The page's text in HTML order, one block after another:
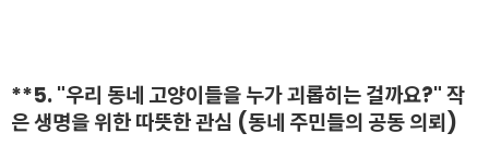
**5. "우리 동네 고양이들을 누가 괴롭히는 걸까요?" 작
은 생명을 위한 따뜻한 관심 (동네 주민들의 공동 의뢰)